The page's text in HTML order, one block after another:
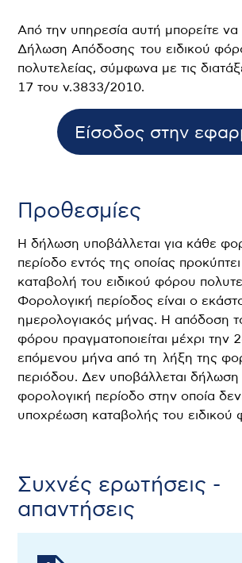
Από την υπηρεσία αυτή μπορείτε να
Δήλωση Απόδοσης του ειδικού
πολυτελείας, σύμφωνα με τις
17 του ν.3833/2010.
Είσοδος στην
Προθεσμίες
Η δήλωση υποβάλλεται για κάθε
περίοδο εντός της οποίας
καταβολή του ειδικού φόρου
Φορολογική περίοδος είναι ο
ημερολογιακός μήνας. Η απόδοση
φόρου πραγματοποιείται μέχρι την
επόμενου μήνα από τη λήξη της
περιόδου. Δεν υποβάλλεται δήλωση
φορολογική περίοδο στην οποία δεν
υποχρέωση καταβολής του ειδικού
Συχνές ερωτήσεις -
απαντήσεις